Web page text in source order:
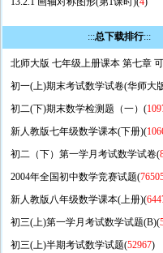
:::总下载排行:::
北师大版 七年级上册课本 第七章
初一(上)期末考试数学试卷(华师大
初二(下)期末数学检测题（一）(
新人教版七年级数学课本(下册)(
初二（下）第一学月考试数学试卷(
2004年全国初中数学竞赛试题(
新人教版八年级数学课本(上册)(
初三(上)第一学月考试数学试题(B)(
初三(上)半期考试数学试题(52967)